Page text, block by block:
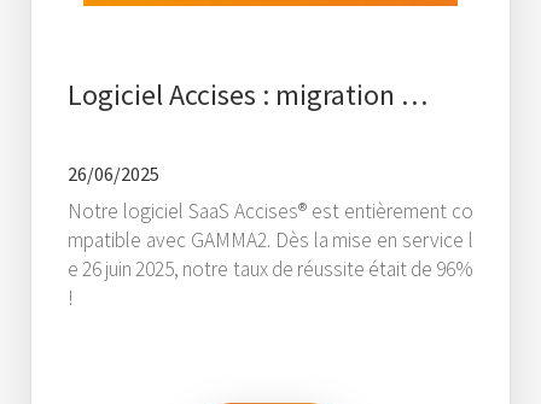
Logiciel Accises : migration …
26/06/2025
Notre logiciel SaaS Accises® est entièrement co
mpatible avec GAMMA2. Dès la mise en service l
e 26 juin 2025, notre taux de réussite était de 96%
!